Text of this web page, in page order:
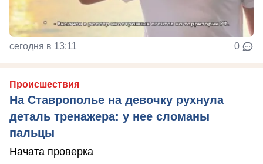
сегодня в 13:11 0
Происшествия
На Ставрополье на девочку рухнула
деталь тренажера: у нее сломаны
пальцы
Начата проверка